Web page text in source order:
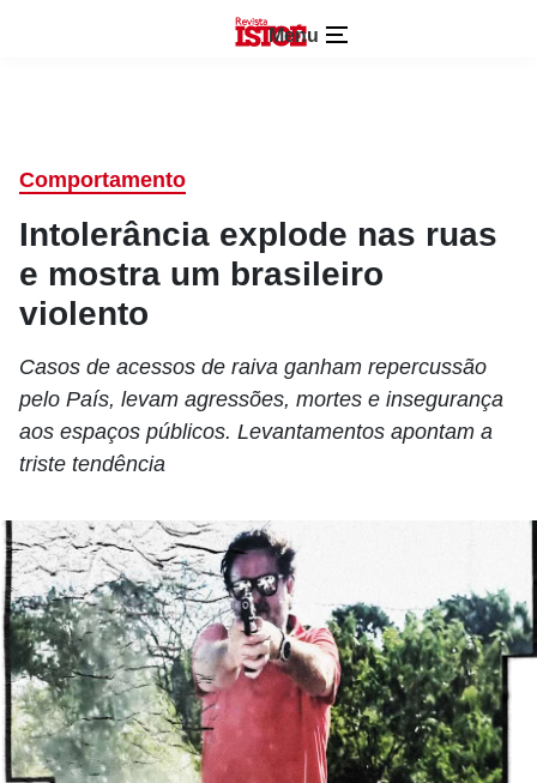
Menu
Comportamento
Intolerância explode nas ruas
e mostra um brasileiro
violento
Casos de acessos de raiva ganham repercussão
pelo País, levam agressões, mortes e insegurança
aos espaços públicos. Levantamentos apontam a
triste tendência